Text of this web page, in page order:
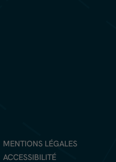
MENTIONS LÉGALES
ACCESSIBILITÉ